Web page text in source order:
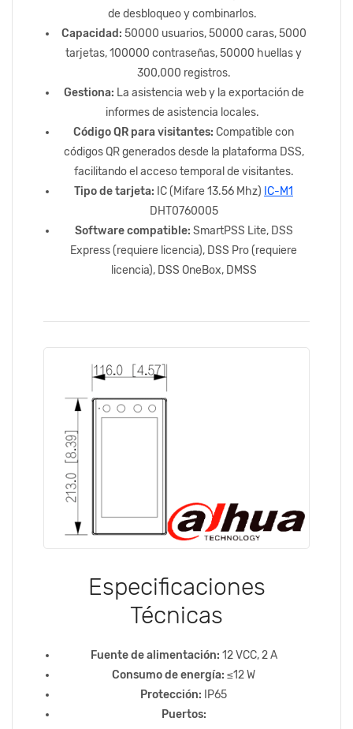
de desbloqueo y combinarlos.
Capacidad: 50000 usuarios, 50000 caras, 5000
tarjetas, 100000 contraseñas, 50000 huellas y
300,000 registros.
Gestiona: La asistencia web y la exportación de
informes de asistencia locales.
Código QR para visitantes: Compatible con
códigos QR generados desde la plataforma DSS,
facilitando el acceso temporal de visitantes.
Tipo de tarjeta: IC (Mifare 13.56 Mhz) IC-M1
DHT0760005
Software compatible: SmartPSS Lite, DSS
Express (requiere licencia), DSS Pro (requiere
licencia), DSS OneBox, DMSS
Especificaciones
Técnicas
Fuente de alimentación: 12 VCC, 2 A
Consumo de energía: ≤12 W
Protección: IP65
Puertos: